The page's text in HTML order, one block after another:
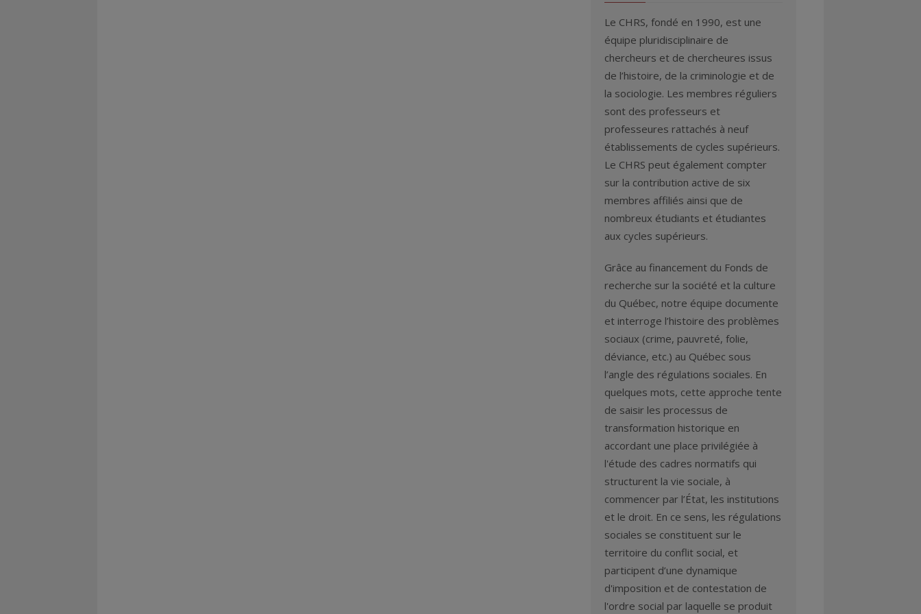
Le CHRS, fondé en 1990, est une
équipe pluridisciplinaire de
chercheurs et de chercheures issus
de l’histoire, de la criminologie et de
la sociologie. Les membres réguliers
sont des professeurs et
professeures rattachés à neuf
établissements de cycles supérieurs.
Le CHRS peut également compter
sur la contribution active de six
membres affiliés ainsi que de
nombreux étudiants et étudiantes
aux cycles supérieurs.
Grâce au financement du Fonds de
recherche sur la société et la culture
du Québec, notre équipe documente
et interroge l’histoire des problèmes
sociaux (crime, pauvreté, folie,
déviance, etc.) au Québec sous
l’angle des régulations sociales. En
quelques mots, cette approche tente
de saisir les processus de
transformation historique en
accordant une place privilégiée à
l'étude des cadres normatifs qui
structurent la vie sociale, à
commencer par l’État, les institutions
et le droit. En ce sens, les régulations
sociales se constituent sur le
territoire du conflit social, et
participent d’une dynamique
d'imposition et de contestation de
l'ordre social par laquelle se produit